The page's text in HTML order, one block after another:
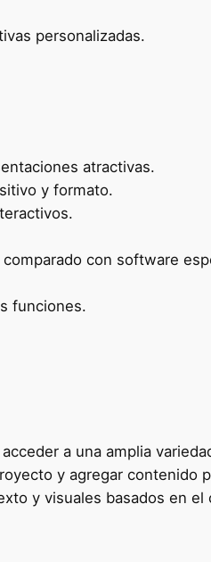
personalizadas.
atractivas.
y formato.
con software
funciones.
a una amplia
y agregar contenido
y visuales basados en el